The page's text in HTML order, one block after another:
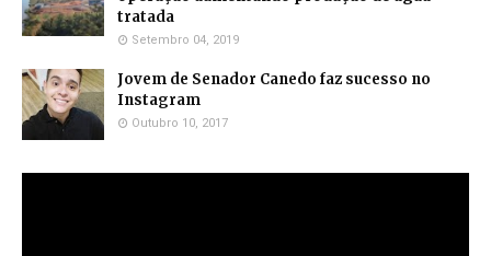
tratada
Setembro 04, 2019
Jovem de Senador Canedo faz sucesso no
Instagram
Outubro 10, 2017